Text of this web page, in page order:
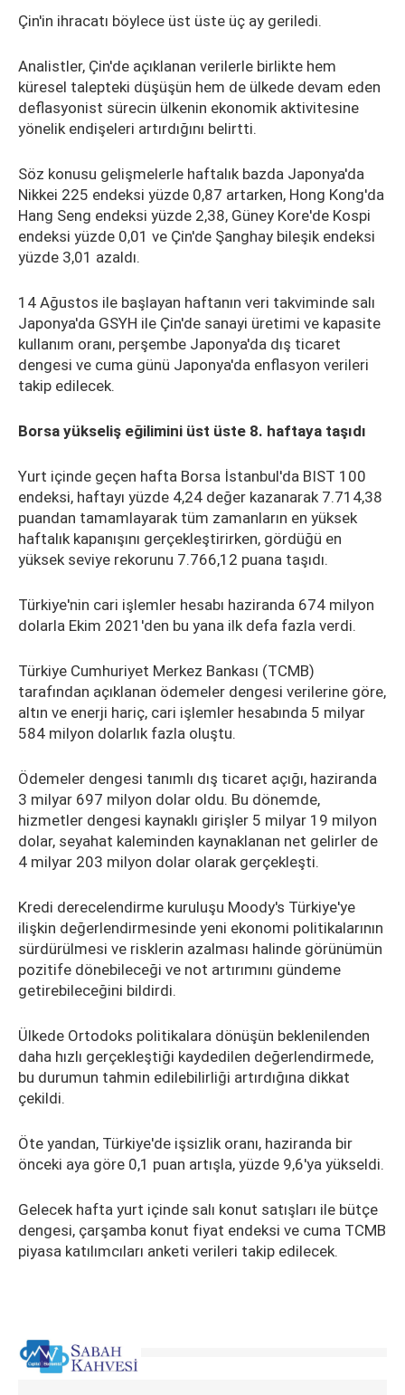
Çin'in ihracatı böylece üst üste üç ay geriledi.
Analistler, Çin'de açıklanan verilerle birlikte hem
küresel talepteki düşüşün hem de ülkede devam eden
deflasyonist sürecin ülkenin ekonomik aktivitesine
yönelik endişeleri artırdığını belirtti.
Söz konusu gelişmelerle haftalık bazda Japonya'da
Nikkei 225 endeksi yüzde 0,87 artarken, Hong Kong'da
Hang Seng endeksi yüzde 2,38, Güney Kore'de Kospi
endeksi yüzde 0,01 ve Çin'de Şanghay bileşik endeksi
yüzde 3,01 azaldı.
14 Ağustos ile başlayan haftanın veri takviminde salı
Japonya'da GSYH ile Çin'de sanayi üretimi ve kapasite
kullanım oranı, perşembe Japonya'da dış ticaret
dengesi ve cuma günü Japonya'da enflasyon verileri
takip edilecek.
Borsa yükseliş eğilimini üst üste 8. haftaya taşıdı
Yurt içinde geçen hafta Borsa İstanbul'da BIST 100
endeksi, haftayı yüzde 4,24 değer kazanarak 7.714,38
puandan tamamlayarak tüm zamanların en yüksek
haftalık kapanışını gerçekleştirirken, gördüğü en
yüksek seviye rekorunu 7.766,12 puana taşıdı.
Türkiye'nin cari işlemler hesabı haziranda 674 milyon
dolarla Ekim 2021'den bu yana ilk defa fazla verdi.
Türkiye Cumhuriyet Merkez Bankası (TCMB)
tarafından açıklanan ödemeler dengesi verilerine göre,
altın ve enerji hariç, cari işlemler hesabında 5 milyar
584 milyon dolarlık fazla oluştu.
Ödemeler dengesi tanımlı dış ticaret açığı, haziranda
3 milyar 697 milyon dolar oldu. Bu dönemde,
hizmetler dengesi kaynaklı girişler 5 milyar 19 milyon
dolar, seyahat kaleminden kaynaklanan net gelirler de
4 milyar 203 milyon dolar olarak gerçekleşti.
Kredi derecelendirme kuruluşu Moody's Türkiye'ye
ilişkin değerlendirmesinde yeni ekonomi politikalarının
sürdürülmesi ve risklerin azalması halinde görünümün
pozitife dönebileceği ve not artırımını gündeme
getirebileceğini bildirdi.
Ülkede Ortodoks politikalara dönüşün beklenilenden
daha hızlı gerçekleştiği kaydedilen değerlendirmede,
bu durumun tahmin edilebilirliği artırdığına dikkat
çekildi.
Öte yandan, Türkiye'de işsizlik oranı, haziranda bir
önceki aya göre 0,1 puan artışla, yüzde 9,6'ya yükseldi.
Gelecek hafta yurt içinde salı konut satışları ile bütçe
dengesi, çarşamba konut fiyat endeksi ve cuma TCMB
piyasa katılımcıları anketi verileri takip edilecek.